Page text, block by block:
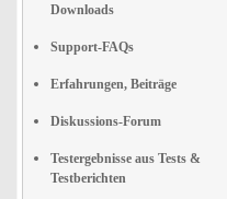
Downloads
Support-FAQs
Erfahrungen, Beiträge
Diskussions-Forum
Testergebnisse aus Tests &
Testberichten